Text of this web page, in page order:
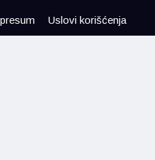
Uslovi korišćenja